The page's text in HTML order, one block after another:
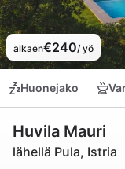
alkaen€240/ yö
Huonejako
Huvila Mauri
lähellä Pula, Istria